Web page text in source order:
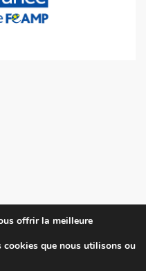
offrir la meilleure
cookies que nous utilisons ou